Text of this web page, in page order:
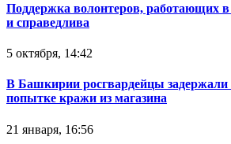
Поддержка волонтеров, работающих
и справедлива
5 октября, 14:42
В Башкирии росгвардейцы
попытке кражи из магазина
21 января, 16:56